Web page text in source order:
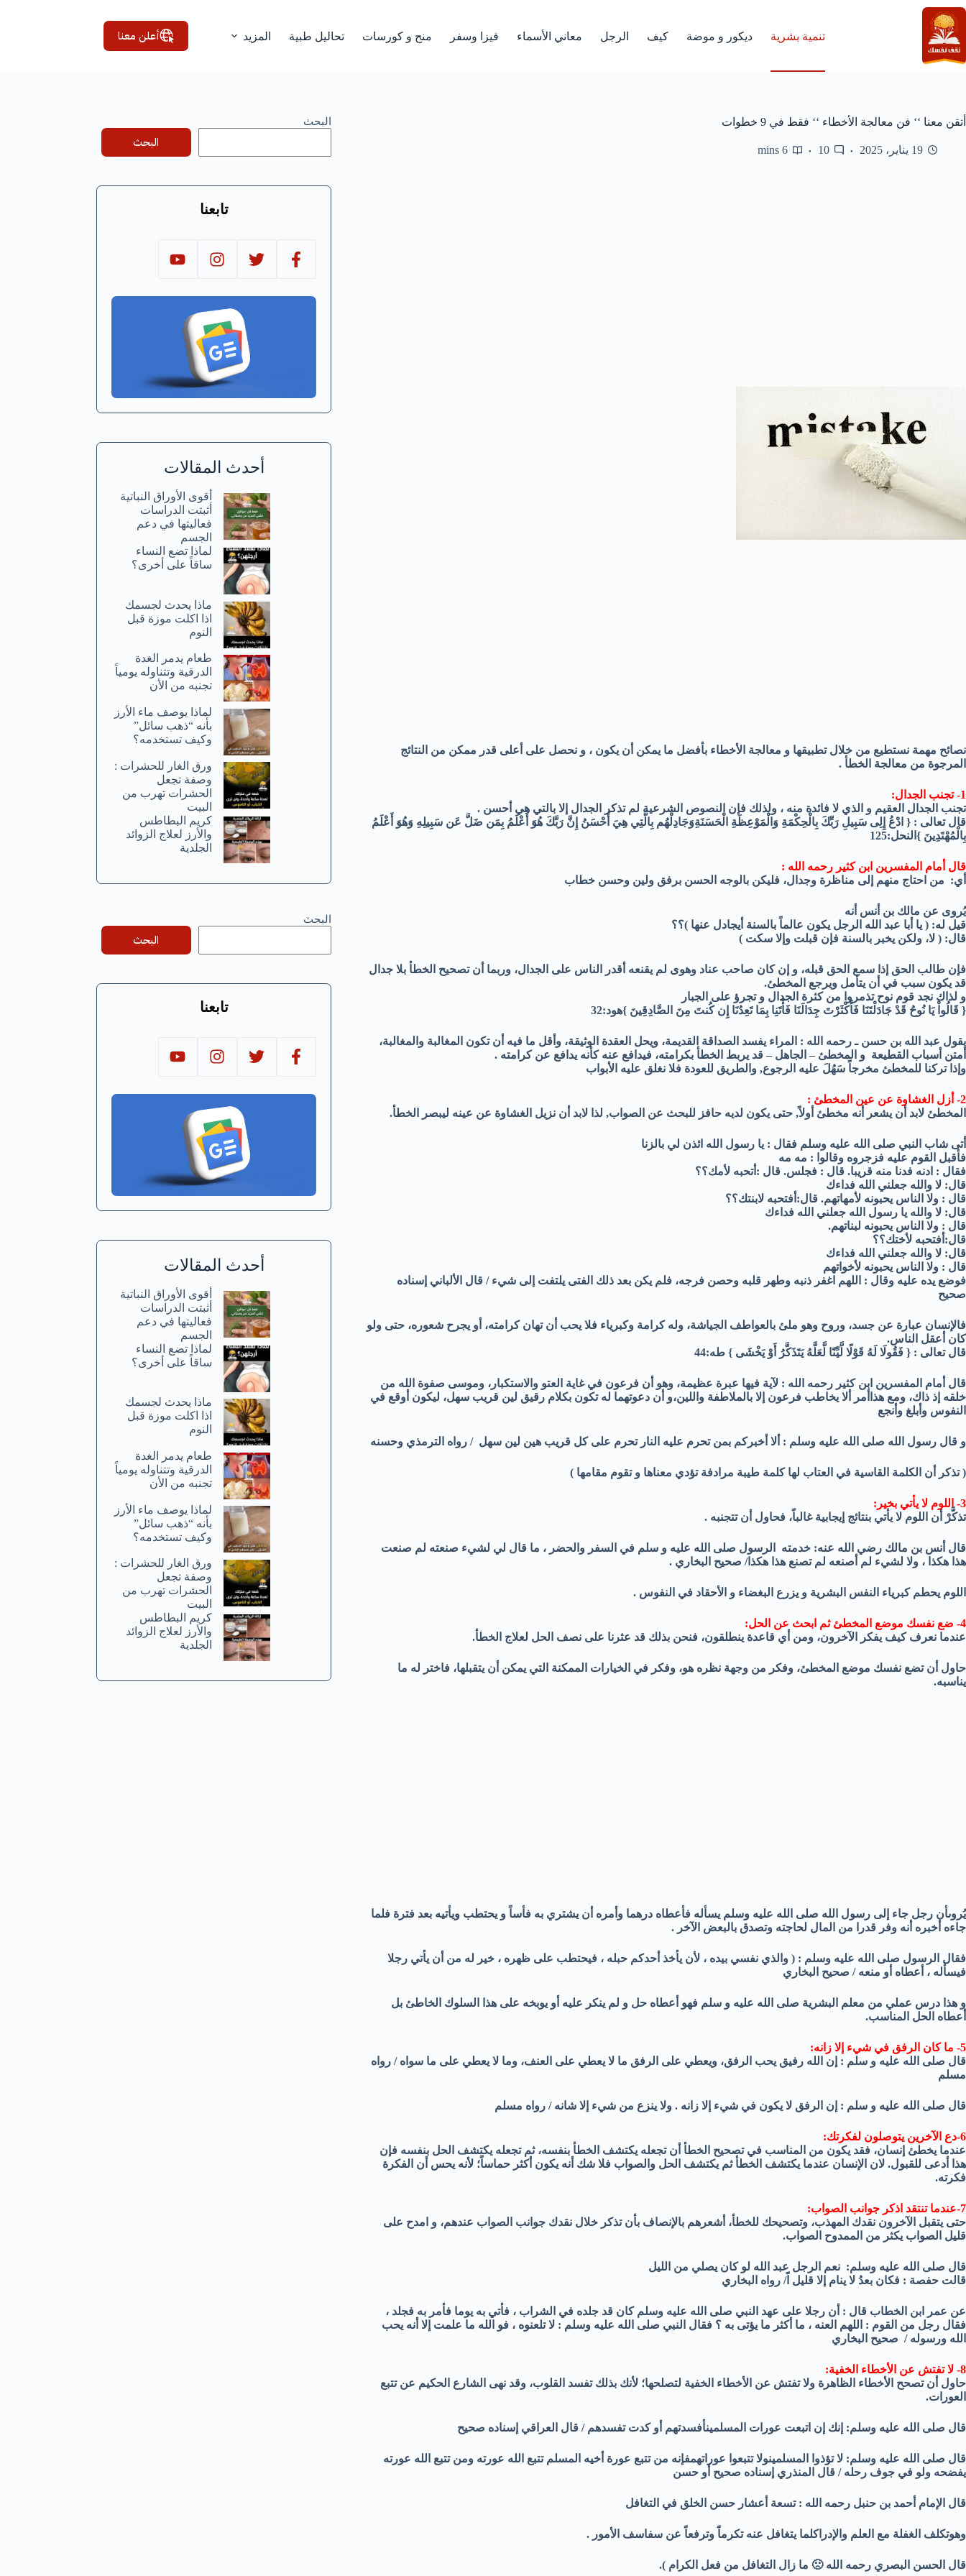
التجاوز
إلى
المحتوى
تنمية بشرية ديكور و موضة كيف الرجل معاني الأسماء فيزا وسفر منح و كورسات تحاليل طبية المزيد أعلن معنا
أتقن معنا ‘‘ فن معالجة الأخطاء ‘‘ فقط في 9 خطوات
19 يناير، 2025 10
6 mins
نصائح مهمة نستطيع من خلال تطبيقها و معالجة الأخطاء بأفضل ما يمكن أن يكون ، و نحصل على أعلى قدر ممكن من النتائج
المرجوة من معالجة الخطأ .
1- تجنب الجدال:
تجنب الجدال العقيم و الذي لا فائدة منه ، ولذلك فإن النصوص الشرعية لم تذكر الجدال إلا بالتي هي أحسن .
قال تعالى : { ادْعُ إِلِى سَبِيلِ رَبِّكَ بِالْحِكْمَةِ وَالْمَوْعِظَةِ الْحَسَنَةِوَجَادِلْهُم بِالَّتِي هِيَ أَحْسَنُ إِنَّ رَبَّكَ هُوَ أَعْلَمُ بِمَن ضَلَّ عَن سَبِيلِهِ وَهُوَ أَعْلَمُ
بِالْمُهْتَدِينَ }النحل:125
قال أمام المفسرين ابن كثير رحمه الله :
أي: من احتاج منهم إلى مناظرة وجدال، فليكن بالوجه الحسن برفق ولين وحسن خطاب
يُروى عن مالك بن أنس أنه
قيل له: ( يا أبا عبد الله الرجل يكون عالماً بالسنة أيجادل عنها )؟؟
قال: ( لا، ولكن يخبر بالسنة فإن قبلت وإلا سكت )
فإن طالب الحق إذا سمع الحق قبله، و إن كان صاحب عناد وهوى لم يقنعه أقدر الناس على الجدال، وربما أن تصحيح الخطأ بلا جدال
قد يكون سبب في أن يتأمل ويرجع المخطئ.
و لذاك نجد قوم نوح تذمروا من كثرة الجدال و تجرؤ على الجبار
{ قَالُواْ يَا نُوحُ قَدْ جَادَلْتَنَا فَأَكْثَرْتَ جِدَالَنَا فَأْتَنِا بِمَا تَعِدُنَا إِن كُنتَ مِنَ الصَّادِقِينَ }هود:32
يقول عبد الله بن حسن ـ رحمه الله : المراء يفسد الصداقة القديمة، ويحل العقدة الوثيقة، وأقل ما فيه أن تكون المغالبة والمغالبة،
أمتن أسباب القطيعة و المخطئ – الجاهل – قد يربط الخطأ بكرامته، فيدافع عنه كأنه يدافع عن كرامته .
وإذا تركنا للمخطئ مخرجاً سَهُلَ عليه الرجوع, والطريق للعودة فلا نغلق عليه الأبواب
2- أزل الغشاوة عن عين المخطئ :
المخطئ لابد أن يشعر أنه مخطئ أولاً, حتى يكون لديه حافز للبحث عن الصواب, لذا لابد أن نزيل الغشاوة عن عينه ليبصر الخطأ.
أتى شاب النبي صلى الله عليه وسلم فقال : يا رسول الله ائذن لي بالزنا
فأقبل القوم عليه فزجروه وقالوا : مه مه
فقال : ادنه فدنا منه قريبا. قال : فجلس. قال :أتحبه لأمك؟؟
قال: لا والله جعلني الله فداءك
قال : ولا الناس يحبونه لأمهاتهم. قال:أفتحبه لابنتك؟؟
قال: لا والله يا رسول الله جعلني الله فداءك
قال : ولا الناس يحبونه لبناتهم.
قال:أفتحبه لأختك؟؟
قال: لا والله جعلني الله فداءك
قال : ولا الناس يحبونه لأخواتهم
فوضع يده عليه وقال : اللهم اغفر ذنبه وطهر قلبه وحصن فرجه، فلم يكن بعد ذلك الفتى يلتفت إلى شيء / قال الألباني إسناده
صحيح
فالإنسان عبارة عن جسد، وروح وهو ملئ بالعواطف الجياشة، وله كرامة وكبرياء فلا يحب أن تهان كرامته، أو يجرح شعوره، حتى ولو
كان أعقل الناس.
قال تعالى : { فَقُولَا لَهُ قَوْلًا لَّيِّنًا لَّعَلَّهُ يَتَذَكَّرُ أَوْ يَخْشَى } طه:44
قال أمام المفسرين ابن كثير رحمه الله : لآية فيها عبرة عظيمة، وهو أن فرعون في غاية العتو والاستكبار، وموسى صفوة الله من
خلقه إذ ذاك، ومع هذاأمر ألا يخاطب فرعون إلا بالملاطفة واللين،و أن دعوتهما له تكون بكلام رقيق لين قريب سهل، ليكون أوقع في
النفوس وأبلغ وأنجع
و قال رسول الله صلى الله عليه وسلم : ألا أخبركم بمن تحرم عليه النار تحرم على كل قريب هين لين سهل / رواه الترمذي وحسنه
( تذكر أن الكلمة القاسية في العتاب لها كلمة طيبة مرادفة تؤدي معناها و تقوم مقامها )
3- اللوم لا يأتي بخير:
تذكَّرْ أن اللوم لا يأتي بنتائج إيجابية غالباً، فحاول أن تتجنبه .
قال أنس بن مالك رضي الله عنه: خدمته الرسول صلى الله عليه و سلم في السفر والحضر ، ما قال لي لشيء صنعته لم صنعت
هذا هكذا ، ولا لشيء لم أصنعه لم تصنع هذا هكذا/ صحيح البخاري .
اللوم يحطم كبرياء النفس البشرية و يزرع البغضاء و الأحقاد في النفوس .
4- ضع نفسك موضع المخطئ ثم ابحث عن الحل:
عندما نعرف كيف يفكر الآخرون، ومن أي قاعدة ينطلقون، فنحن بذلك قد عثرنا على نصف الحل لعلاج الخطأ.
حاول أن تضع نفسك موضع المخطئ، وفكر من وجهة نظره هو، وفكر في الخيارات الممكنة التي يمكن أن يتقبلها، فاختر له ما
يناسبه.
يُروىأن رجل جاء إلى رسول الله صلى الله عليه وسلم يسأله فأعطاه درهما وأمره أن يشتري به فأساً و يحتطب ويأتيه بعد فترة فلما
جاءه أخبره أنه وفر قدرا من المال لحاجته وتصدق بالبعض الآخر .
فقال الرسول صلى الله عليه وسلم : ( والذي نفسي بيده ، لأن يأخذ أحدكم حبله ، فيحتطب على ظهره ، خير له من أن يأتي رجلا
فيسأله ، أعطاه أو منعه / صحيح البخاري
و هذا درس عملي من معلم البشرية صلى الله عليه و سلم فهو أعطاه حل و لم ينكر عليه أو يوبخه على هذا السلوك الخاطئ بل
أعطاه الحل المناسب.
5- ما كان الرفق في شيء إلا زانه:
قال صلى الله عليه و سلم : إن الله رفيق يحب الرفق، ويعطي على الرفق ما لا يعطي على العنف، وما لا يعطي على ما سواه / رواه
مسلم
قال صلى الله عليه و سلم : إن الرفق لا يكون في شيء إلا زانه . ولا ينزع من شيء إلا شانه / رواه مسلم
6-دع الآخرين يتوصلون لفكرتك:
عندما يخطئ إنسان، فقد يكون من المناسب في تصحيح الخطأ أن تجعله يكتشف الخطأ بنفسه، ثم تجعله يكتشف الحل بنفسه فإن
هذا أدعى للقبول. لان الإنسان عندما يكتشف الخطأ ثم يكتشف الحل والصواب فلا شك أنه يكون أكثر حماساً؛ لأنه يحس أن الفكرة
فكرته.
7-عندما تنتقد اذكر جوانب الصواب:
حتى يتقبل الآخرون نقدك المهذب، وتصحيحك للخطأ، أشعرهم بالإنصاف بأن تذكر خلال نقدك جوانب الصواب عندهم، و امدح على
قليل الصواب يكثر من الممدوح الصواب.
قال صلى الله عليه وسلم: نعم الرجل عبد الله لو كان يصلي من الليل
قالت حفصة : فكان بعدُ لا ينام إلا قليل اً/ رواه البخاري
عن عمر ابن الخطاب قال : أن رجلا على عهد النبي صلى الله عليه وسلم كان قد جلده في الشراب ، فأتي به يوما فأمر به فجلد ،
فقال رجل من القوم : اللهم العنه ، ما أكثر ما يؤتى به ؟ فقال النبي صلى الله عليه وسلم : لا تلعنوه ، فو الله ما علمت إلا أنه يحب
الله ورسوله / صحيح البخاري
8- لا تفتش عن الأخطاء الخفية:
حاول أن تصحح الأخطاء الظاهرة ولا تفتش عن الأخطاء الخفية لتصلحها؛ لأنك بذلك تفسد القلوب، وقد نهى الشارع الحكيم عن تتبع
العورات.
قال صلى الله عليه وسلم: إنك إن اتبعت عورات المسلمينأفسدتهم أو كدت تفسدهم / قال العراقي إسناده صحيح
قال صلى الله عليه وسلم: لا تؤذوا المسلمينولا تتبعوا عوراتهمفإنه من تتبع عورة أخيه المسلم تتبع الله عورته ومن تتبع الله عورته
يفضحه ولو في جوف رحله / قال المنذري إسناده صحيح أو حسن
قال الإمام أحمد بن حنبل رحمه الله : تسعة أعشار حسن الخلق في التغافل
وهوتكلف الغفلة مع العلم والإدراكلما يتغافل عنه تكرماً وترفعاً عن سفاسف الأمور .
قال الحسن البصري رحمه الله 🙁 ما زال التغافل من فعل الكرام ).
البحث
البحث
تابعنا
أحدث المقالات
أقوى الأوراق النباتية
أثبتت الدراسات
فعاليتها في دعم
الجسم
لماذا تضع النساء
ساقاً على أخرى؟
ماذا يحدث لجسمك
اذا اكلت موزة قبل
النوم
طعام يدمر الغدة
الدرقية وتتناوله يومياً
تجنبه من الأن
لماذا يوصف ماء الأرز
بأنه “ذهب سائل”
وكيف تستخدمه؟
ورق الغار للحشرات :
وصفة تجعل
الحشرات تهرب من
البيت
كريم البطاطس
والأرز لعلاج الزوائد
الجلدية
البحث
البحث
تابعنا
أحدث المقالات
أقوى الأوراق النباتية
أثبتت الدراسات
فعاليتها في دعم
الجسم
لماذا تضع النساء
ساقاً على أخرى؟
ماذا يحدث لجسمك
اذا اكلت موزة قبل
النوم
طعام يدمر الغدة
الدرقية وتتناوله يومياً
تجنبه من الأن
لماذا يوصف ماء الأرز
بأنه “ذهب سائل”
وكيف تستخدمه؟
ورق الغار للحشرات :
وصفة تجعل
الحشرات تهرب من
البيت
كريم البطاطس
والأرز لعلاج الزوائد
الجلدية